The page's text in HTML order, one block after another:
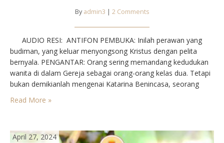
By admin3 | 2 Comments
AUDIO RESI: ANTIFON PEMBUKA: Inilah perawan yang
budiman, yang keluar menyongsong Kristus dengan pelita
bernyala. PENGANTAR: Orang sering memandang kedudukan
wanita di dalam Gereja sebagai orang-orang kelas dua. Tetapi
bukan demikianlah mengenai Katarina Benincasa, seorang
gadis Italia dari Siena. Setelah meninggal ia mendapat gelar
Read More »
April 27, 2024